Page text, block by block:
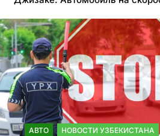
АВТО НОВОСТИ УЗБЕКИСТАНА